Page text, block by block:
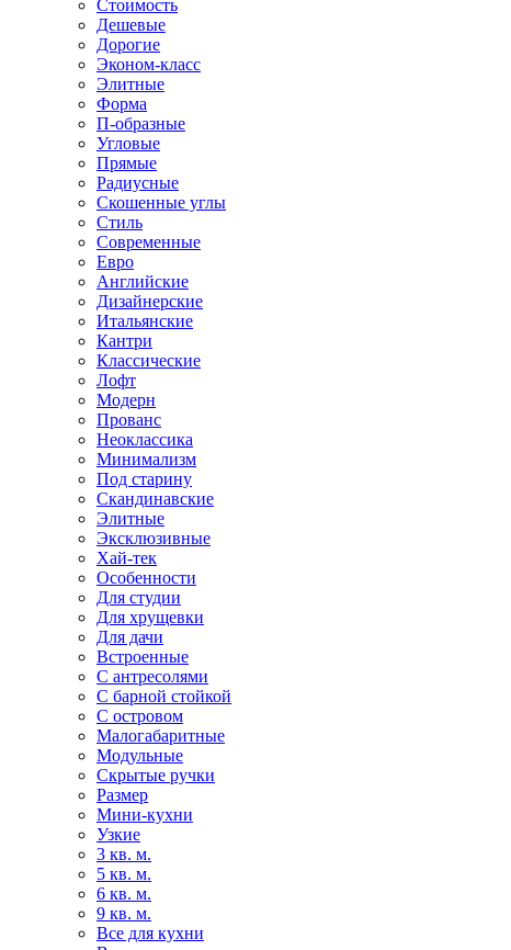
Стоимость
Дешевые
Дорогие
Эконом-класс
Элитные
Форма
П-образные
Угловые
Прямые
Радиусные
Скошенные углы
Стиль
Современные
Евро
Английские
Дизайнерские
Итальянские
Кантри
Классические
Лофт
Модерн
Прованс
Неоклассика
Минимализм
Под старину
Скандинавские
Элитные
Эксклюзивные
Хай-тек
Особенности
Для студии
Для хрущевки
Для дачи
Встроенные
С антресолями
С барной стойкой
С островом
Малогабаритные
Модульные
Скрытые ручки
Размер
Мини-кухни
Узкие
3 кв. м.
5 кв. м.
6 кв. м.
9 кв. м.
Все для кухни